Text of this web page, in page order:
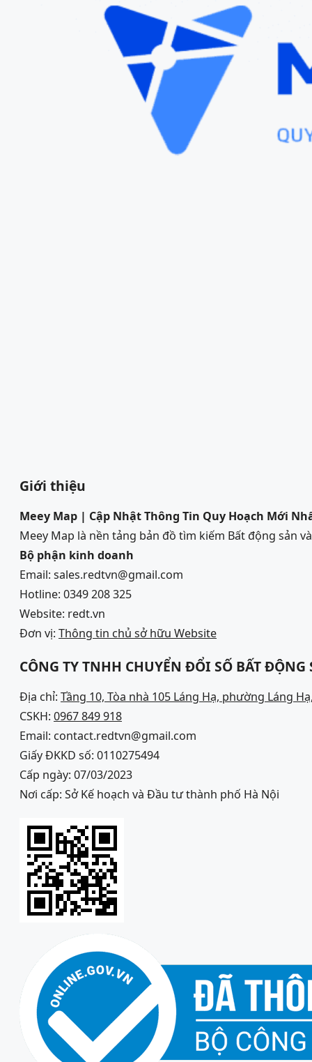
Giới thiệu
Meey Map | Cập Nhật Thông Tin Quy Hoạch Mới
Meey Map là nền tảng bản đồ tìm kiếm Bất động sản
Bộ phận kinh doanh
Email: sales.redtvn@gmail.com
Hotline: 0349 208 325
Website: redt.vn
Đơn vị: Thông tin chủ sở hữu Website
CÔNG TY TNHH CHUYỂN ĐỔI SỐ BẤT ĐỘNG
Địa chỉ: Tầng 10, Tòa nhà 105 Láng Hạ, phường Láng
CSKH: 0967 849 918
Email: contact.redtvn@gmail.com
Giấy ĐKKD số: 0110275494
Cấp ngày: 07/03/2023
Nơi cấp: Sở Kế hoạch và Đầu tư thành phố Hà Nội